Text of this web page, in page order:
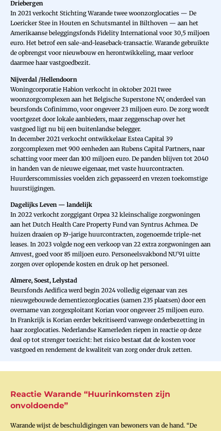
Driebergen
In 2021 verkocht Stichting Warande twee woonzorglocaties — De
Loericker Stee in Houten en Schutsmantel in Bilthoven — aan het
Amerikaanse beleggingsfonds Fidelity International voor 30,5 miljoen
euro. Het betrof een sale-and-leaseback-transactie. Warande gebruikte
de opbrengst voor nieuwbouw en herontwikkeling, maar verloor
daarmee haar vastgoedbezit.
Nijverdal /Hellendoorn
Woningcorporatie Habion verkocht in oktober 2021 twee
woonzorgcomplexen aan het Belgische Superstone NV, onderdeel van
beursfonds Cofinimmo, voor ongeveer 23 miljoen euro. De zorg wordt
voortgezet door lokale aanbieders, maar zeggenschap over het
vastgoed ligt nu bij een buitenlandse belegger.
In december 2021 verkocht ontwikkelaar Estea Capital 39
zorgcomplexen met 900 eenheden aan Rubens Capital Partners, naar
schatting voor meer dan 100 miljoen euro. De panden blijven tot 2040
in handen van de nieuwe eigenaar, met vaste huurcontracten.
Huurderscommissies voelden zich gepasseerd en vrezen toekomstige
huurstijgingen.
Dagelijks Leven — landelijk
In 2022 verkocht zorggigant Orpea 32 kleinschalige zorgwoningen
aan het Dutch Health Care Property Fund van Syntrus Achmea. De
huizen draaien op 19-jarige huurcontracten, zogenoemde triple-net
leases. In 2023 volgde nog een verkoop van 22 extra zorgwoningen aan
Amvest, goed voor 85 miljoen euro. Personeelsvakbond NU’91 uitte
zorgen over oplopende kosten en druk op het personeel.
Almere, Soest, Lelystad
Beursfonds Aedifica werd begin 2024 volledig eigenaar van zes
nieuwgebouwde dementiezorglocaties (samen 235 plaatsen) door een
overname van zorgexploitant Korian voor ongeveer 25 miljoen euro.
In Frankrijk is Korian eerder bekritiseerd vanwege onderbezetting in
haar zorglocaties. Nederlandse Kamerleden riepen in reactie op deze
deal op tot strenger toezicht: het risico bestaat dat de kosten voor
vastgoed en rendement de kwaliteit van zorg onder druk zetten.
Reactie ­Warande “Huurinkomsten zijn
onvoldoende”
Warande wijst de beschuldigingen van bewoners van de hand. “De